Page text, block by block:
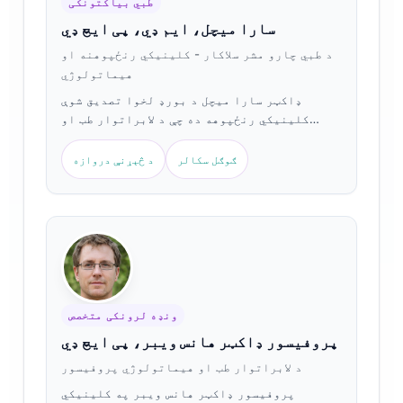
سارا میچل، ایم ډي، پی ایچ ډي
د طبي چارو مشر سلاکار - کلینیکي رنځپوهنه او
هیماتولوژي
ډاکټر سارا میچل د بورډ لخوا تصدیق شوې
کلینیکي رنځپوهه ده چې د لابراتوار طب او
هیماتولوژي تشخیصاتو کې د 18 کلونو څخه ډیر
تجربه لري. هغه د لیږد درملو کې تخصصي سندونه
لري او په کلینیکي تمرین کې یې د وینې ډول
سیرولوژي، ریټیکولوسایټ تحلیل، او د ځيګر
انزایم تفسیر په اړه په پراخه کچه خپاره کړي
د څېړنې دروازه ګوګل سکالر
ونډه لرونکی متخصص
پروفیسور ډاکټر هانس ویبر، پی ایچ ډي
د لابراتوار طب او هیماتولوژي پروفیسور
پروفیسور ډاکټر هانس ویبر په کلینیکي